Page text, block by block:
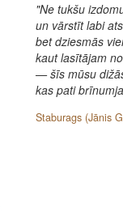
"Ne tukšu
un vārstīt labi
bet dziesmās
kaut lasītājam
— šīs mūsu
kas pati
Staburags (Jānis